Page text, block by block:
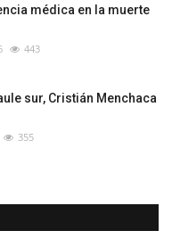
médica en la muerte
443
sur, Cristián Menchaca
355